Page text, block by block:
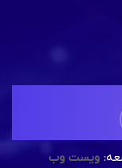
ویست وب